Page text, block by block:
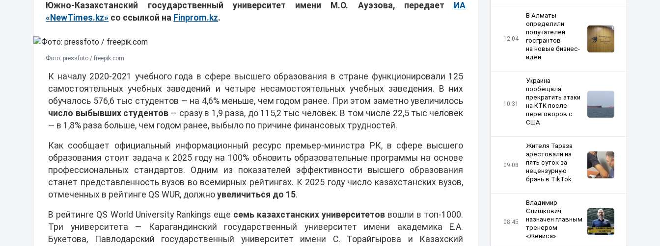
Южно-Казахстанский государственный университет имени М.О. Ауэзова, передает
ИА
«NewTimes.kz» со ссылкой на Finprom.kz.
Фото: pressfoto / freepik.com
К началу 2020-2021 учебного года в сфере высшего образования в стране функционировали 125
самостоятельных учебных заведений и четыре несамостоятельных учебных заведения. В них
обучалось 576,6 тыс студентов — на 4,6% меньше, чем годом ранее. При этом заметно увеличилось
число выбывших студентов — сразу в 1,9 раза, до 115,2 тыс человек. В том числе 22,5 тыс человек
— в 1,8% раза больше, чем годом ранее, выбыло по причине финансовых трудностей.
Как сообщает официальный информационный ресурс премьер-министра РК, в сфере высшего
образования стоит задача к 2025 году на 100% обновить образовательные программы на основе
профессиональных стандартов. Одним из показателей эффективности высшего образования
станет представленность вузов во всемирных рейтингах. К 2025 году число казахстанских вузов,
отмеченных в рейтинге QS WUR, должноувеличиться до 15.
В рейтинге QS World University Rankings еще семь казахстанских университетов вошли в топ-1000.
Три университета — Карагандинский государственный университет имени академика Е.А.
Букетова, Павлодарский государственный университет имени С. Торайгырова и Казахский
12:04
В Алматы
определили
получателей
госгрантов
на новые бизнес-
идеи
10:31
Украина
пообещала
прекратить атаки
на КТК после
переговоров с
США
09:08
Жителя Тараза
арестовали на
пять суток за
нецензурную
брань в TikTok
08:45
Владимир
Слишкович
назначен главным
тренером
«Жениса»